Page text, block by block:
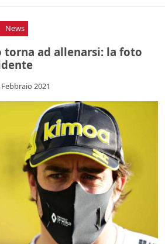
News
torna ad allenarsi: la foto
2021